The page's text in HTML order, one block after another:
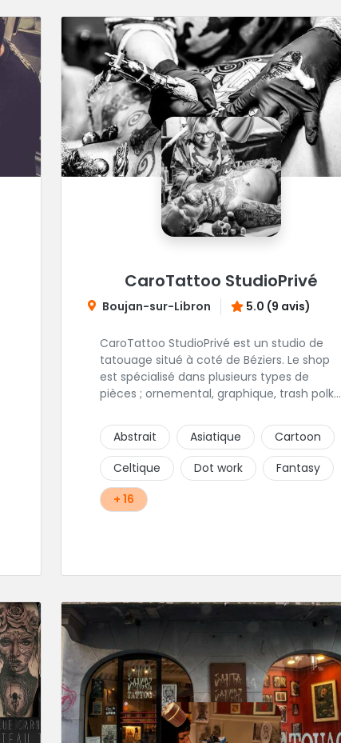
CaroTattoo StudioPrivé
Boujan-sur-Libron 5.0 (9 avis)
CaroTattoo StudioPrivé est un studio de
tatouage situé à coté de Béziers. Le shop
est spécialisé dans plusieurs types de
pièces ; ornemental, graphique, trash polka.
convivial, vous pourrez affiner votre projet
de tatouage. N'hésitez pas, contactez-les
et vous n'en serez que ravi !!
Abstrait Asiatique
Cartoon
Celtique
Dot work
Fantasy
+ 16